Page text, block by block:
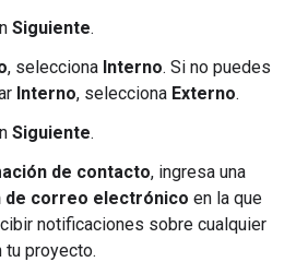
Siguiente.
, selecciona Interno. Si no puedes
Interno, selecciona Externo.
Siguiente.
de contacto, ingresa una
de correo electrónico en la que
notificaciones sobre cualquier
tu proyecto.